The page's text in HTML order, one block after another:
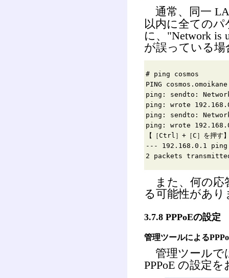
通常、同一
以内に全ての
に、"Network is
が誤っている
# ping cosmos
PING
ping: sendto:
ping: wrote
ping: sendto:
ping: wrote
【［Ctrl］+［C］を押す
--- 192.168.0.1
2 packets
また、何の応
る可能性があり
3.7.8 PPPoEの設定
管理ツールによる
管理ツールで
PPPoE の設定